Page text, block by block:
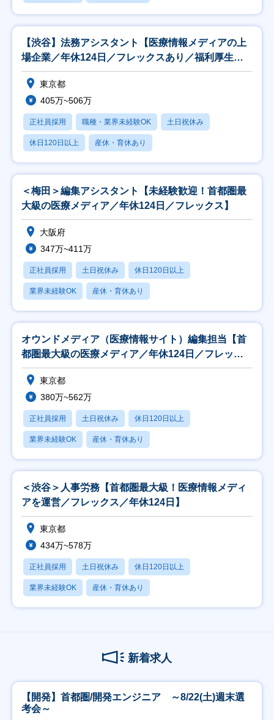
【渋谷】法務アシスタント【医療情報メディアの上
場企業／年休124日／フレックスあり／福利厚生充
実】
東京都
405万~506万
正社員採用 職種・業界未経験OK 土日祝休み
休日120日以上 産休・育休あり
＜梅田＞編集アシスタント【未経験歓迎！首都圏最
大級の医療メディア／年休124日／フレックス】
大阪府
347万~411万
正社員採用 土日祝休み 休日120日以上
業界未経験OK 産休・育休あり
オウンドメディア（医療情報サイト）編集担当【首
都圏最大級の医療メディア／年休124日／フレック
ス】
東京都
380万~562万
正社員採用 土日祝休み 休日120日以上
業界未経験OK 産休・育休あり
＜渋谷＞人事労務【首都圏最大級！医療情報メディ
アを運営／フレックス／年休124日】
東京都
434万~578万
正社員採用 土日祝休み 休日120日以上
業界未経験OK 産休・育休あり
新着求人
【開発】首都圏/開発エンジニア ～8/22(土)週末選
考会～